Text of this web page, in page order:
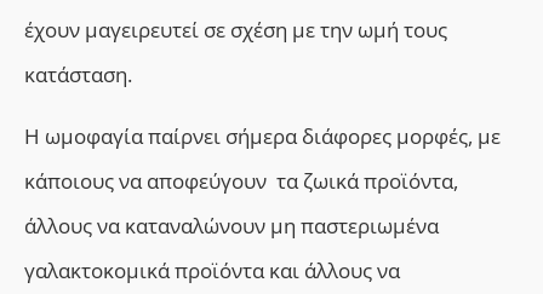
έχουν μαγειρευτεί σε σχέση με την ωμή τους
κατάσταση.
Η ωμοφαγία παίρνει σήμερα διάφορες μορφές, με
κάποιους να αποφεύγουν τα ζωικά προϊόντα,
άλλους να καταναλώνουν μη παστεριωμένα
γαλακτοκομικά προϊόντα και άλλους να